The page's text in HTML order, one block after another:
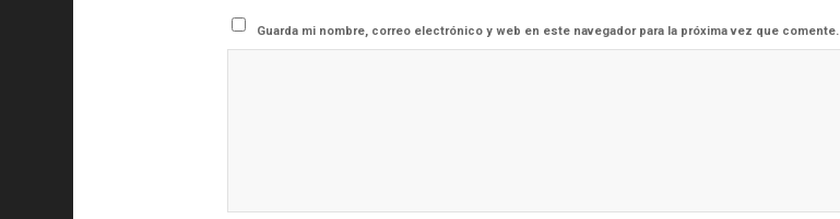
Guarda mi nombre, correo electrónico y web en este navegador para la próxima vez que comente.